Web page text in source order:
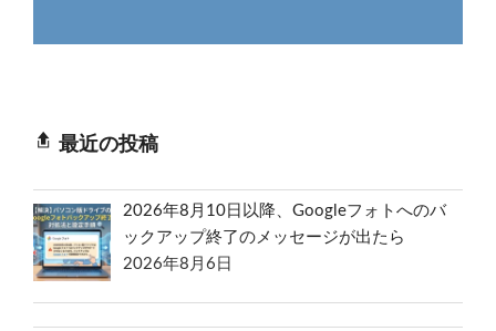
最近の投稿
2026年8月10日以降、Googleフォトへのバ
ックアップ終了のメッセージが出たら
2026年8月6日